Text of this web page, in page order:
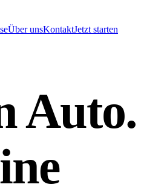
Über unsKontaktJetzt starten
Auto.